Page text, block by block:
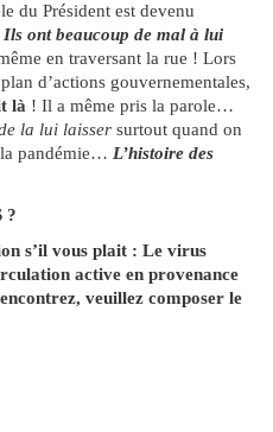
du Président est devenu
Ils ont beaucoup de mal à lui
en traversant la rue ! Lors
d’actions gouvernementales,
là ! Il a même pris la parole…
la lui laisser surtout quand on
la pandémie… L’histoire des
?
s’il vous plait : Le virus
active en provenance
veuillez composer le